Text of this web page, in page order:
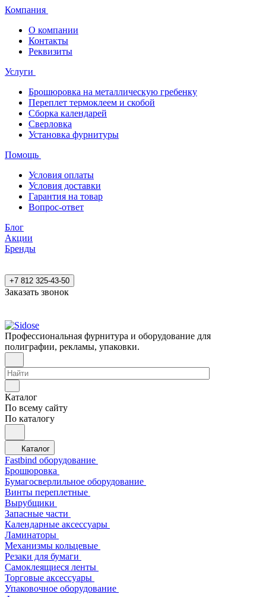
Компания
О компании
Контакты
Реквизиты
Услуги
Брошюровка на металлическую гребенку
Переплет термоклеем и скобой
Сборка календарей
Сверловка
Установка фурнитуры
Помощь
Условия оплаты
Условия доставки
Гарантия на товар
Вопрос-ответ
Блог
Акции
Бренды
+7 812 325-43-50
Заказать звонок
Профессиональная фурнитура и оборудование для
полиграфии, рекламы, упаковки.
Каталог
По всему сайту
По каталогу
Каталог
Fastbind оборудование
Брошюровка
Бумагосверлильное оборудование
Винты переплетные
Вырубщики
Запасные части
Календарные аксессуары
Ламинаторы
Механизмы кольцевые
Резаки для бумаги
Самоклеящиеся ленты
Торговые аксессуары
Упаковочное оборудование